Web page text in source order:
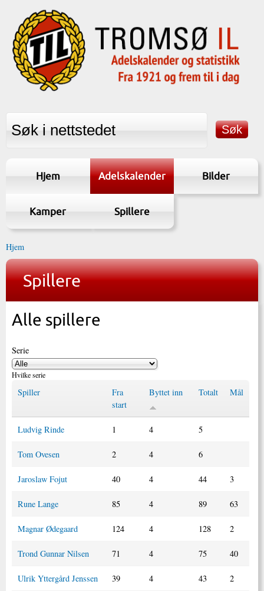
Hjem Adelskalender Bilder
Kamper Spillere
Hjem
Spillere
Alle spillere
Serie
Hvilke serie
Spiller
Fra
start
Byttet inn Totalt Mål
Ludvig Rinde 1 4 5
Tom Ovesen 2 4 6
Jaroslaw Fojut 40 4 44 3
Rune Lange 85 4 89 63
Magnar Ødegaard 124 4 128 2
Trond Gunnar Nilsen 71 4 75 40
Ulrik Yttergård Jenssen 39 4 43 2